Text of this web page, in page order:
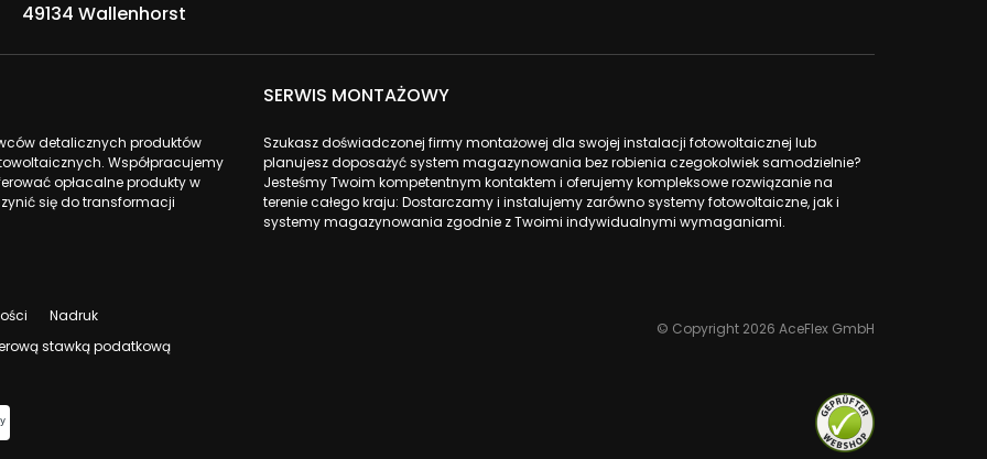
49134 Wallenhorst
detalicznych produktów
Współpracujemy
opłacalne produkty w
się do transformacji
SERWIS MONTAŻOWY
Szukasz doświadczonej firmy montażowej dla swojej instalacji fotowoltaicznej lub
planujesz doposażyć system magazynowania bez robienia czegokolwiek samodzielnie?
Jesteśmy Twoim kompetentnym kontaktem i oferujemy kompleksowe rozwiązanie na
terenie całego kraju: Dostarczamy i instalujemy zarówno systemy fotowoltaiczne, jak i
systemy magazynowania zgodnie z Twoimi indywidualnymi wymaganiami.
Nadruk
stawką podatkową
© Copyright 2026 AceFlex GmbH